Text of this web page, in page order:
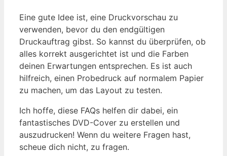
Eine gute Idee ist, eine Druckvorschau zu
verwenden, bevor du den endgültigen
Druckauftrag gibst. So kannst du überprüfen, ob
alles korrekt ausgerichtet ist und die Farben
deinen Erwartungen entsprechen. Es ist auch
hilfreich, einen Probedruck auf normalem Papier
zu machen, um das Layout zu testen.
Ich hoffe, diese FAQs helfen dir dabei, ein
fantastisches DVD-Cover zu erstellen und
auszudrucken! Wenn du weitere Fragen hast,
scheue dich nicht, zu fragen.